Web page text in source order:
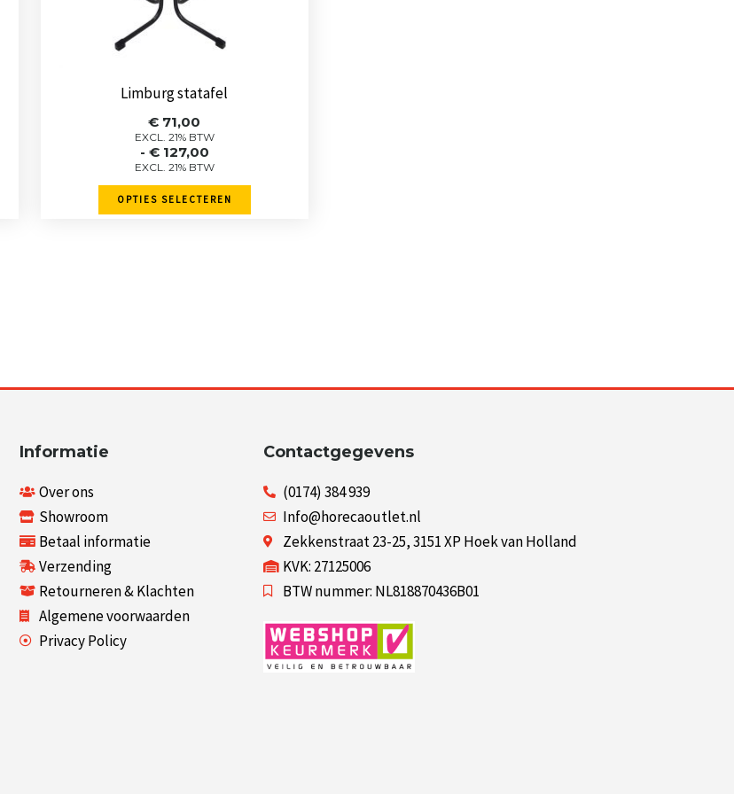
Limburg statafel
€ 71,00
EXCL. 21% BTW
- €127,00
EXCL. 21% BTW
Prijsklasse:
€ 71,00
tot
€ 127,00
OPTIES SELECTEREN
gekozen
worden
de
Informatie
Over ons
Showroom
Betaal informatie
Verzending
Retourneren & Klachten
Algemene voorwaarden
Privacy Policy
Contactgegevens
(0174) 384 939
Info@horecaoutlet.nl
Zekkenstraat 23-25, 3151 XP Hoek van Holland
KVK: 27125006
BTW nummer: NL818870436B01